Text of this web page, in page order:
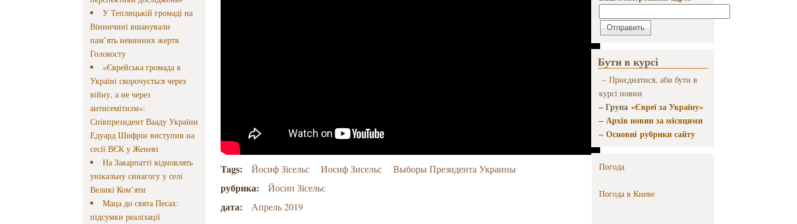
У Теплицькій громаді на
Вінничині вшанували
пам’ять невинних жертв
Голокосту
«Єврейська громада в
Україні скорочується через
війну, а не через
антисемітизм»:
Співпрезидент Вааду України
Едуард Шифрін виступив на
сесії ВЄК у Женеві
На Закарпатті відновлять
унікальну синагогу у селі
Великі Ком’яти
Маца до свята Песах:
підсумки реалізації
Tags: Йосиф Зісельс Иосиф Зисельс Выборы Президента Украины
рубрика: Йосип Зісельс
дата: Апрель 2019
Бути в курсі
– Приєднатися, аби бути в
курсі новин
– Група «Євреї за Україну»
–Архів новин за місяцями
–Основні рубрики сайту
Погода
Погода в Киеве